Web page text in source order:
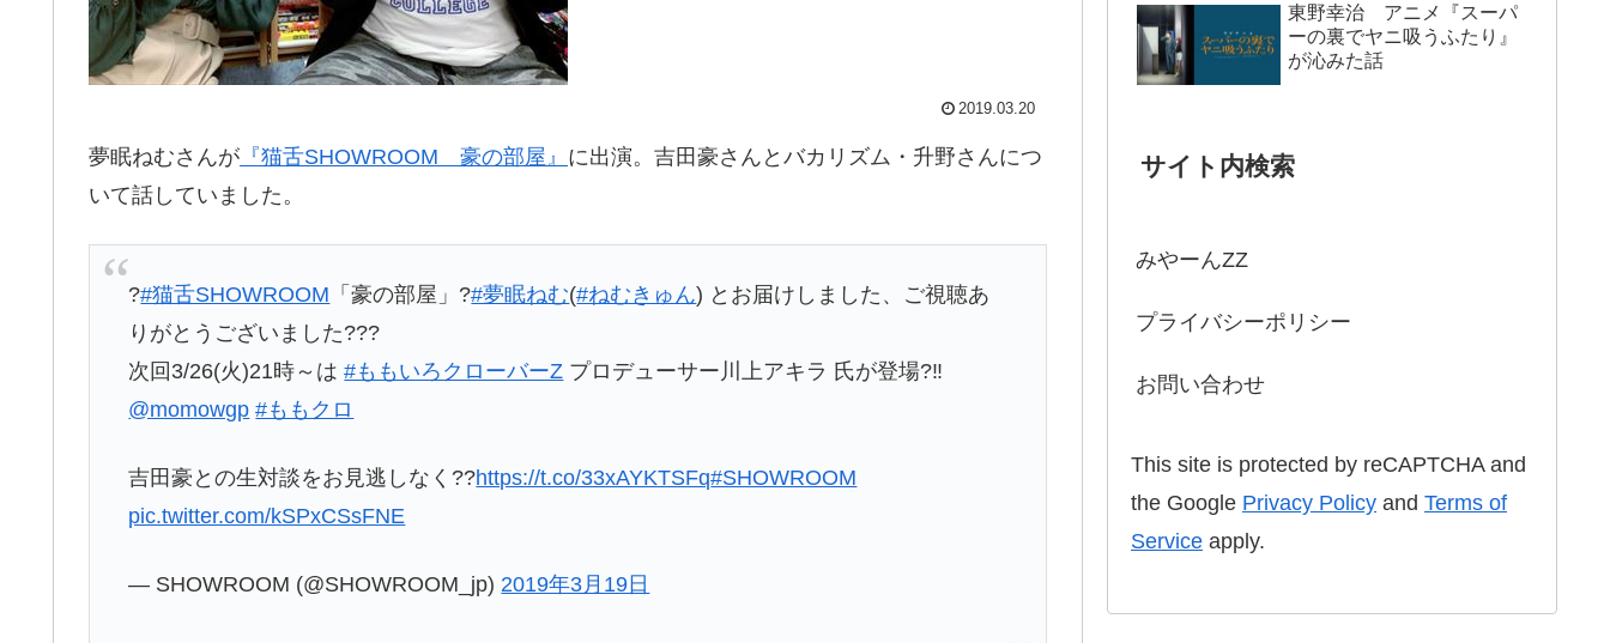
2019.03.20
夢眠ねむさんが 『猫舌SHOWROOM 豪の部屋』 に出演。吉田豪さんとバカリズム・升野さんにつ
いて話していました。
?#猫舌SHOWROOM 「豪の部屋」?#夢眠ねむ(#ねむきゅん) とお届けしました、ご視聴あ
りがとうございました???
次回3/26(火)21時～は#ももいろクローバーZ プロデューサー川上アキラ 氏が登場?‼️
@momowgp #ももクロ
吉田豪との生対談をお見逃しなく??https://t.co/33xAYKTSFq#SHOWROOM
pic.twitter.com/kSPxCSsFNE
— SHOWROOM (@SHOWROOM_jp) 2019年3月19日
東野幸治 アニメ『スーパ
ーの裏でヤニ吸うふたり』
が沁みた話
サイト内検索
みやーんZZ
プライバシーポリシー
お問い合わせ
This site is protected by reCAPTCHA and
the Google Privacy Policy and Terms of
Service apply.